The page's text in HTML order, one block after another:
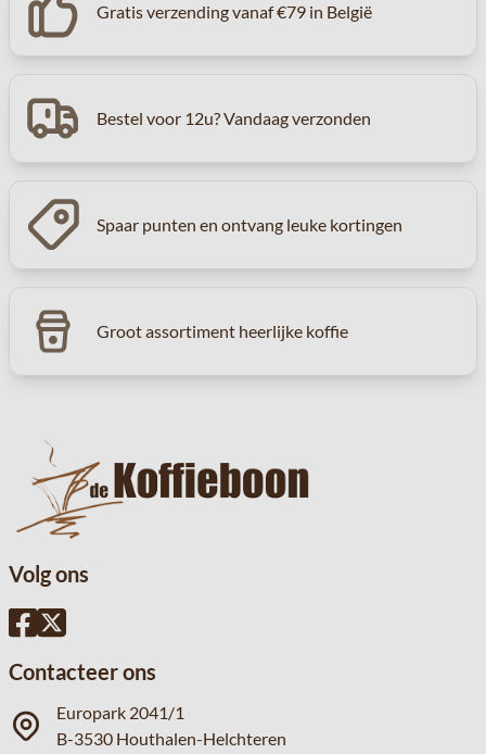
Gratis verzending vanaf €79 in België
Bestel voor 12u? Vandaag verzonden
Spaar punten en ontvang leuke kortingen
Groot assortiment heerlijke koffie
Volg ons
Contacteer ons
Europark 2041/1
B-3530 Houthalen-Helchteren